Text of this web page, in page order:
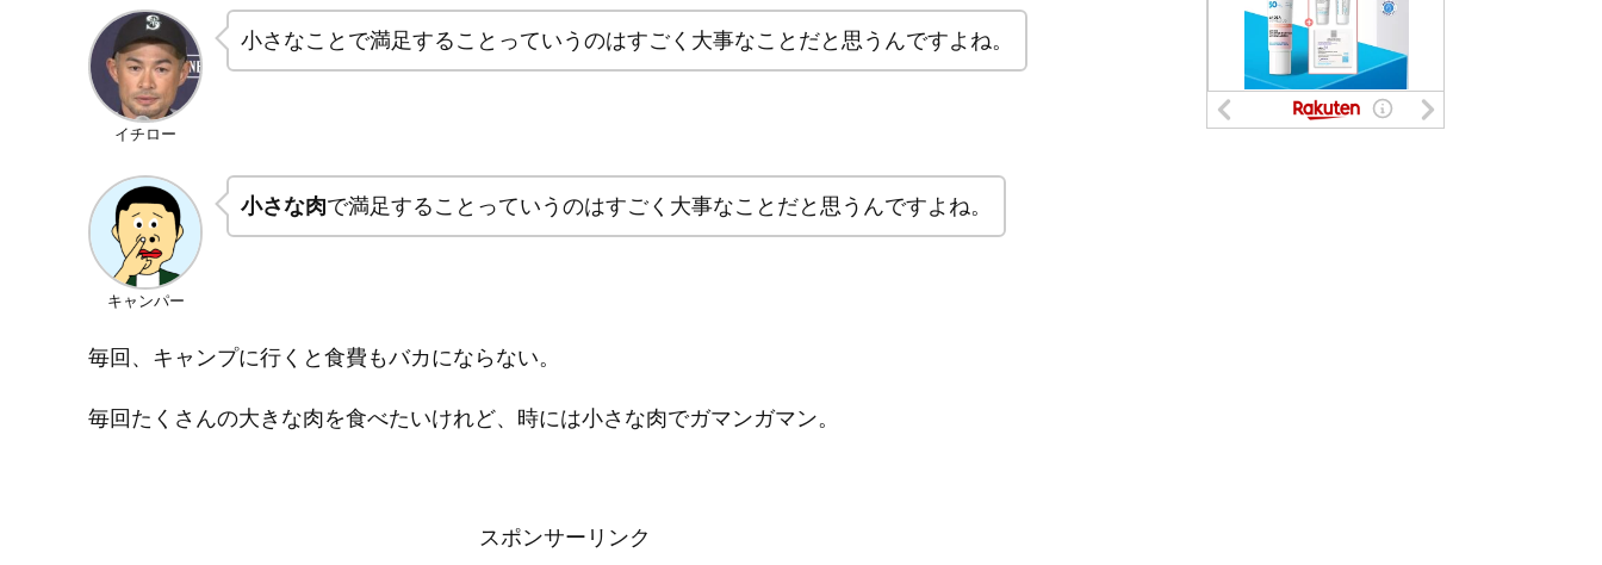
イチロー
小さなことで満足することっていうのはすごく大事なことだと思うんですよね。
キャンパー
小さな肉で満足することっていうのはすごく大事なことだと思うんですよね。
毎回、キャンプに行くと食費もバカにならない。
毎回たくさんの大きな肉を食べたいけれど、時には小さな肉でガマンガマン。
スポンサーリンク